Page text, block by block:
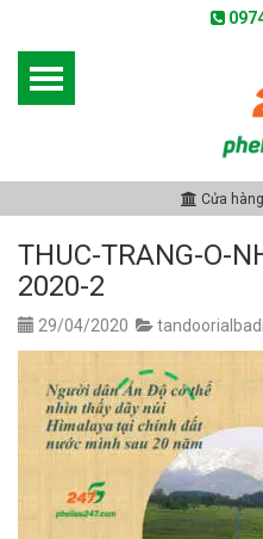
Cửa hàng
THUC-TRANG-O-
2020-2
29/04/2020